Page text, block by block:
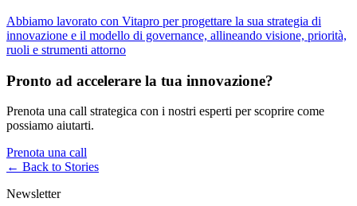
Abbiamo lavorato con Vitapro per progettare la sua strategia di
innovazione e il modello di governance, allineando visione, priorità,
ruoli e strumenti attorno
Pronto ad accelerare la tua innovazione?
Prenota una call strategica con i nostri esperti per scoprire come
possiamo aiutarti.
Prenota una call
← Back to Stories
Newsletter